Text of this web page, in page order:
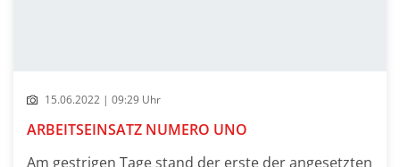
15.06.2022 | 09:29 Uhr
ARBEITSEINSATZ NUMERO UNO
Am gestrigen Tage stand der erste der angesetzten